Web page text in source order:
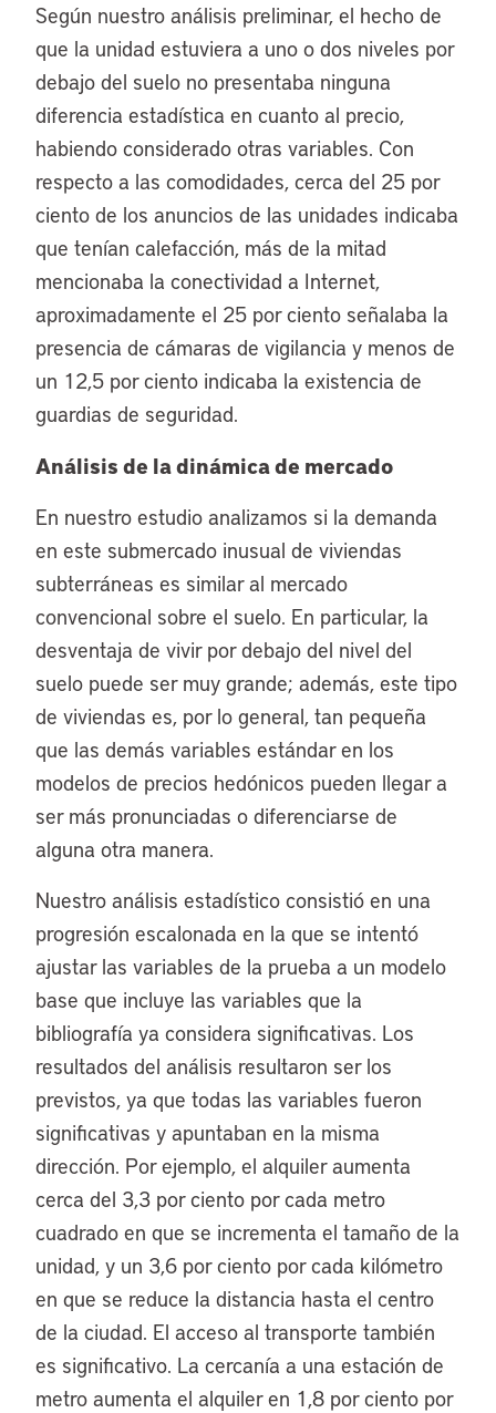
Según nuestro análisis preliminar, el hecho de
que la unidad estuviera a uno o dos niveles por
debajo del suelo no presentaba ninguna
diferencia estadística en cuanto al precio,
habiendo considerado otras variables. Con
respecto a las comodidades, cerca del 25 por
ciento de los anuncios de las unidades indicaba
que tenían calefacción, más de la mitad
mencionaba la conectividad a Internet,
aproximadamente el 25 por ciento señalaba la
presencia de cámaras de vigilancia y menos de
un 12,5 por ciento indicaba la existencia de
guardias de seguridad.
Análisis de la dinámica de mercado
En nuestro estudio analizamos si la demanda
en este submercado inusual de viviendas
subterráneas es similar al mercado
convencional sobre el suelo. En particular, la
desventaja de vivir por debajo del nivel del
suelo puede ser muy grande; además, este tipo
de viviendas es, por lo general, tan pequeña
que las demás variables estándar en los
modelos de precios hedónicos pueden llegar a
ser más pronunciadas o diferenciarse de
alguna otra manera.
Nuestro análisis estadístico consistió en una
progresión escalonada en la que se intentó
ajustar las variables de la prueba a un modelo
base que incluye las variables que la
bibliografía ya considera significativas. Los
resultados del análisis resultaron ser los
previstos, ya que todas las variables fueron
significativas y apuntaban en la misma
dirección. Por ejemplo, el alquiler aumenta
cerca del 3,3 por ciento por cada metro
cuadrado en que se incrementa el tamaño de la
unidad, y un 3,6 por ciento por cada kilómetro
en que se reduce la distancia hasta el centro
de la ciudad. El acceso al transporte también
es significativo. La cercanía a una estación de
metro aumenta el alquiler en 1,8 por ciento por